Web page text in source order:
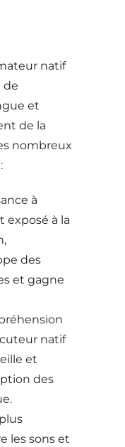
natif
de
et
de la
nombreux
à
exposé à la
des
et gagne
natif
et
des
les sons et